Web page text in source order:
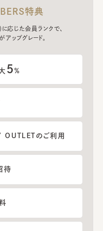
特典
応じた会員ランクで、
ップグレード。
5%
OUTLETのご利用
待